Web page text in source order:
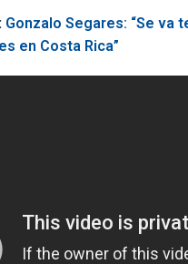
Gonzalo Segares: “Se va
en Costa Rica”